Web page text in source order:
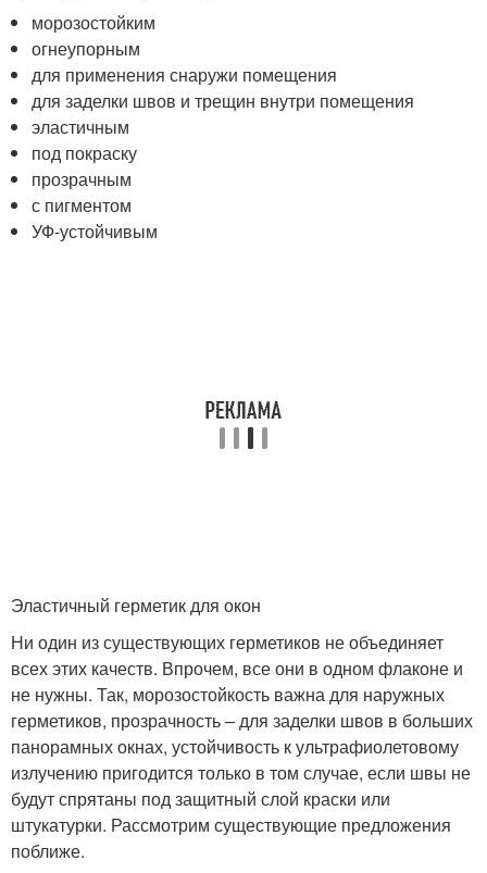
морозостойким
огнеупорным
для применения снаружи помещения
для заделки швов и трещин внутри помещения
эластичным
под покраску
прозрачным
с пигментом
УФ-устойчивым
Эластичный герметик для окон
Ни один из существующих герметиков не объединяет
всех этих качеств. Впрочем, все они в одном флаконе и
не нужны. Так, морозостойкость важна для наружных
герметиков, прозрачность – для заделки швов в больших
панорамных окнах, устойчивость к ультрафиолетовому
излучению пригодится только в том случае, если швы не
будут спрятаны под защитный слой краски или
штукатурки. Рассмотрим существующие предложения
поближе.